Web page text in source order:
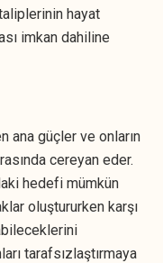
hayat
imkan dahiline
ana güçler ve onların
cereyan eder.
hedefi mümkün
oluştururken karşı
tarafsızlaştırmaya